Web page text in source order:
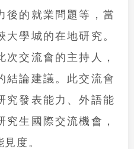
後的就業問題等，當
學城的在地研究。
交流會的主持人，
結論建議。此交流會
究發表能力、外語能
生國際交流機會，
度。